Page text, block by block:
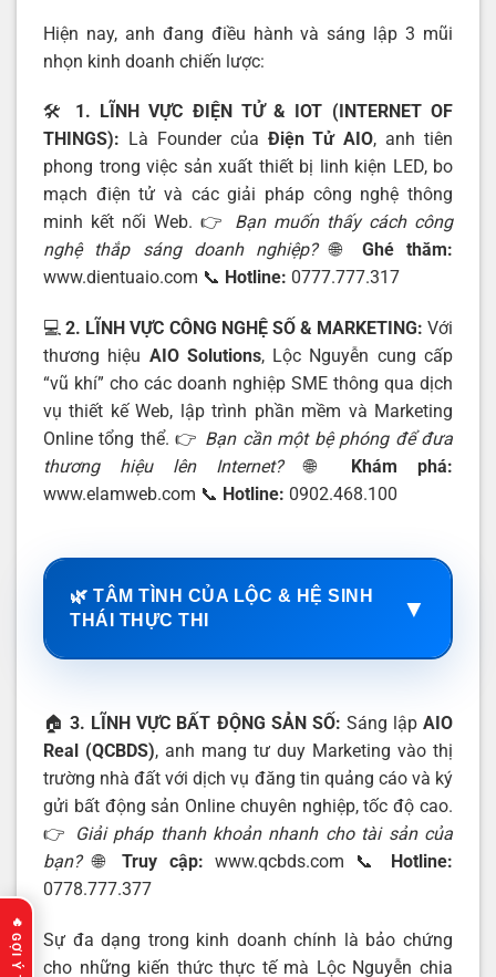
Hiện nay, anh đang điều hành và sáng lập 3 mũi
nhọn kinh doanh chiến lược:
🛠️ 1. LĨNH VỰC ĐIỆN TỬ & IOT (INTERNET OF
THINGS): Là Founder của Điện Tử AIO, anh tiên
phong trong việc sản xuất thiết bị linh kiện LED, bo
mạch điện tử và các giải pháp công nghệ thông
minh kết nối Web. 👉 Bạn muốn thấy cách công
nghệ thắp sáng doanh nghiệp?🌐 Ghé thăm:
www.dientuaio.com 📞 Hotline: 0777.777.317
💻2. LĨNH VỰC CÔNG NGHỆ SỐ & MARKETING: Với
thương hiệu AIO Solutions, Lộc Nguyễn cung cấp
“vũ khí” cho các doanh nghiệp SME thông qua dịch
vụ thiết kế Web, lập trình phần mềm và Marketing
Online tổng thể. 👉 Bạn cần một bệ phóng để đưa
thương hiệu lên Internet?🌐
Khám phá:
www.elamweb.com 📞 Hotline: 0902.468.100
🌿 TÂM TÌNH CỦA LỘC & HỆ SINH
THÁI THỰC THI
▼
🏠3. LĨNH VỰC BẤT ĐỘNG SẢN SỐ: Sáng lậpAIO
Real (QCBDS), anh mang tư duy Marketing vào thị
trường nhà đất với dịch vụ đăng tin quảng cáo và ký
gửi bất động sản Online chuyên nghiệp, tốc độ cao.
👉
Giải pháp thanh khoản nhanh cho tài sản của
bạn?🌐Truy cập: www.qcbds.com 📞
Hotline:
0778.777.377
Sự đa dạng trong kinh doanh chính là bảo chứng
cho những kiến thức thực tế mà Lộc Nguyễn chia